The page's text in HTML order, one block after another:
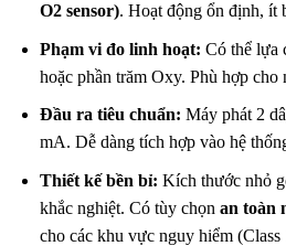
O2 sensor). Hoạt động ổn định, ít
Phạm vi đo linh hoạt: Có thể lựa
hoặc phần trăm Oxy. Phù hợp cho
Đầu ra tiêu chuẩn: Máy phát 2
mA. Dễ dàng tích hợp vào hệ
Thiết kế bền bỉ: Kích thước nhỏ
khắc nghiệt. Có tùy chọn an toàn
cho các khu vực nguy hiểm